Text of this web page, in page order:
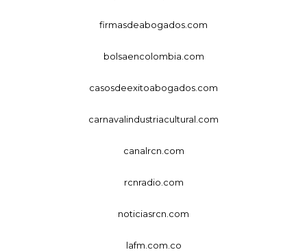
firmasdeabogados.com
bolsaencolombia.com
casosdeexitoabogados.com
carnavalindustriacultural.com
canalrcn.com
rcnradio.com
noticiasrcn.com
lafm.com.co